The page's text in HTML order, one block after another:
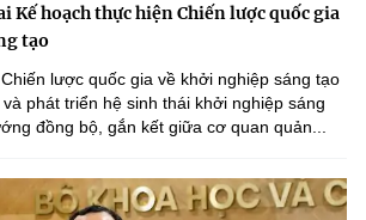
Kế hoạch thực hiện Chiến lược quốc gia
tạo
lược quốc gia về khởi nghiệp sáng tạo
phát triển hệ sinh thái khởi nghiệp sáng
đồng bộ, gắn kết giữa cơ quan quản...